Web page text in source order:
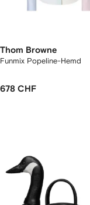
Thom Browne
Funmix Popeline-Hemd
678 CHF